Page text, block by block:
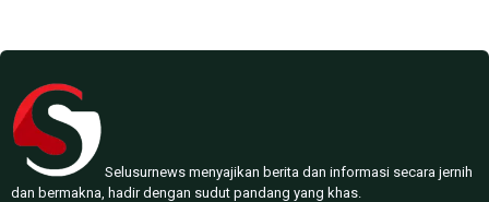
Selusurnews menyajikan berita dan informasi secara jernih
dan bermakna, hadir dengan sudut pandang yang khas.